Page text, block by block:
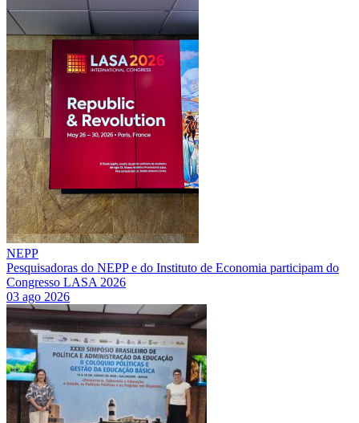
NEPP
Pesquisadoras do NEPP e do Instituto de Economia participam do
Congresso LASA 2026
03 ago 2026